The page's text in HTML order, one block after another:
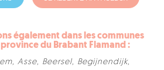
également dans les communes
du Brabant Flamand :
, Asse, Beersel, Begijnendijk,